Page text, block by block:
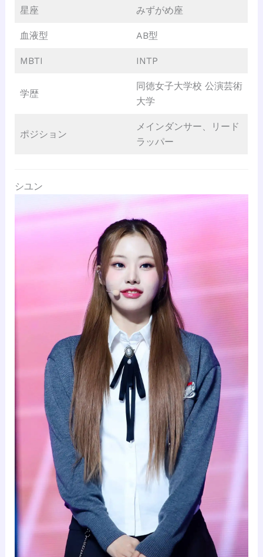
星座 みずがめ座
血液型 AB型
MBTI INTP
学歴
同徳女子大学校 公演芸術
大学
ポジション
メインダンサー、リード
ラッパー
シユン